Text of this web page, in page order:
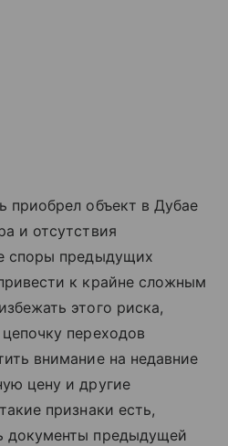
приобрел объект в Дубае
и отсутствия
споры предыдущих
к крайне сложным
этого риска,
переходов
внимание на недавние
цену и другие
признаки есть,
документы предыдущей